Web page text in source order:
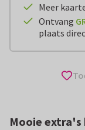
Meer
Ontvang
plaats
Mooie extra's